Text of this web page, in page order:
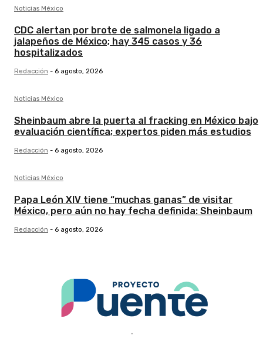
Noticias México
CDC alertan por brote de salmonela ligado a
jalapeños de México; hay 345 casos y 36
hospitalizados
Redacción - 6 agosto, 2026
Noticias México
Sheinbaum abre la puerta al fracking en México bajo
evaluación científica; expertos piden más estudios
Redacción - 6 agosto, 2026
Noticias México
Papa León XIV tiene “muchas ganas” de visitar
México, pero aún no hay fecha definida: Sheinbaum
Redacción - 6 agosto, 2026
.